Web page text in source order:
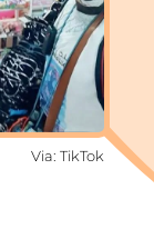
Via: TikTok